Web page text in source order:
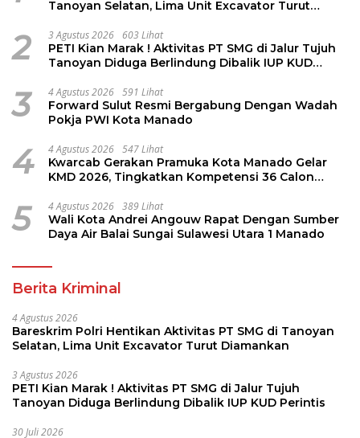
Tanoyan Selatan, Lima Unit Excavator Turut
2 3 Agustus 2026 603 Lihat
PETI Kian Marak ! Aktivitas PT SMG di Jalur Tujuh
Tanoyan Diduga Berlindung Dibalik IUP KUD
3 4 Agustus 2026 591 Lihat
Forward Sulut Resmi Bergabung Dengan Wadah
Pokja PWI Kota Manado
4 4 Agustus 2026 547 Lihat
Kwarcab Gerakan Pramuka Kota Manado Gelar
KMD 2026, Tingkatkan Kompetensi 36 Calon
5 4 Agustus 2026 389 Lihat
Wali Kota Andrei Angouw Rapat Dengan Sumber
Daya Air Balai Sungai Sulawesi Utara 1 Manado
Berita Kriminal
4 Agustus 2026
Bareskrim Polri Hentikan Aktivitas PT SMG di Tanoyan
Selatan, Lima Unit Excavator Turut Diamankan
3 Agustus 2026
PETI Kian Marak ! Aktivitas PT SMG di Jalur Tujuh
Tanoyan Diduga Berlindung Dibalik IUP KUD Perintis
30 Juli 2026